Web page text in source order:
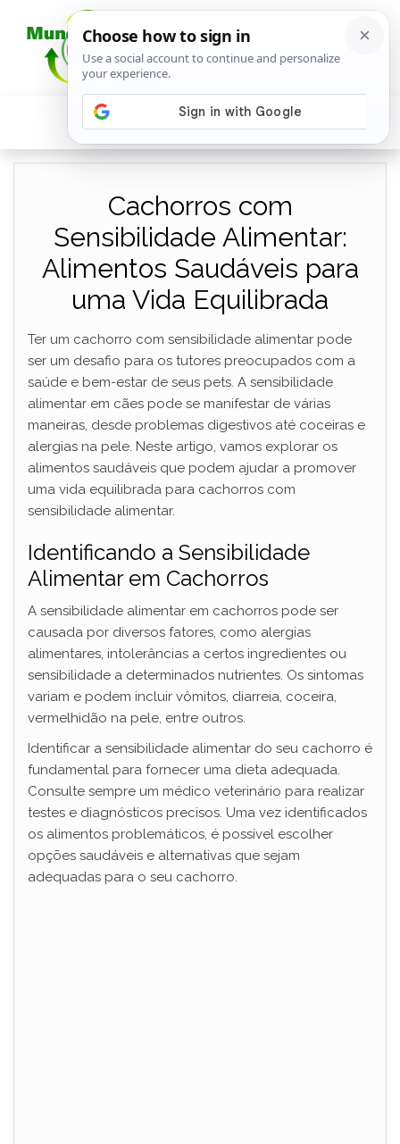
Cachorros com
Sensibilidade Alimentar:
Alimentos Saudáveis para
uma Vida Equilibrada
Ter um cachorro com sensibilidade alimentar pode
ser um desafio para os tutores preocupados com a
saúde e bem-estar de seus pets. A sensibilidade
alimentar em cães pode se manifestar de várias
maneiras, desde problemas digestivos até coceiras e
alergias na pele. Neste artigo, vamos explorar os
alimentos saudáveis que podem ajudar a promover
uma vida equilibrada para cachorros com
sensibilidade alimentar.
Identificando a Sensibilidade
Alimentar em Cachorros
A sensibilidade alimentar em cachorros pode ser
causada por diversos fatores, como alergias
alimentares, intolerâncias a certos ingredientes ou
sensibilidade a determinados nutrientes. Os sintomas
variam e podem incluir vômitos, diarreia, coceira,
vermelhidão na pele, entre outros.
Identificar a sensibilidade alimentar do seu cachorro é
fundamental para fornecer uma dieta adequada.
Consulte sempre um médico veterinário para realizar
testes e diagnósticos precisos. Uma vez identificados
os alimentos problemáticos, é possível escolher
opções saudáveis e alternativas que sejam
adequadas para o seu cachorro.